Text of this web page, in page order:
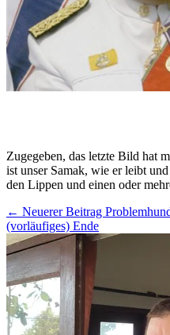
Zugegeben, das letzte Bild hat
ist unser Samak, wie er leibt
den Lippen und einen oder
← Neuerer Beitrag
(vorläufiges) Ende